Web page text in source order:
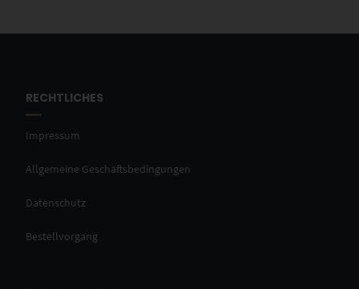
RECHTLICHES
Impressum
Allgemeine Geschäftsbedingungen
Datenschutz
Bestellvorgang